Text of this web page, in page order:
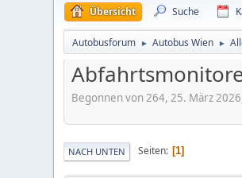
Übersicht Suche
Autobusforum ► Autobus Wien ►
Begonnen von 264, 25. März
NACH UNTEN Seiten 1